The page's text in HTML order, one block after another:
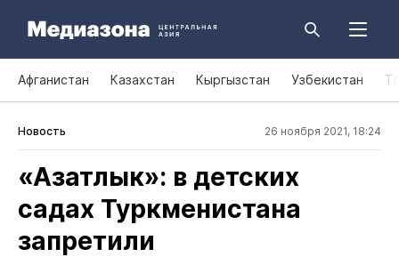
Афганистан Казахстан Кыргызстан Узбекистан
Новость 26 ноября 2021, 18:24
«Азатлык»: в детских
садах Туркменистана
запретили